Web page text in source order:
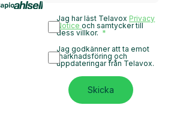
Jag har läst Telavox Privacy
Noticeoch samtycker till
dess villkor.
Jag godkänner att ta emot
marknadsföring och
uppdateringar från Telavox.
Skicka